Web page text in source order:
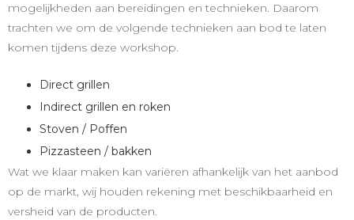
mogelijkheden aan bereidingen en technieken. Daarom
trachten we om de volgende technieken aan bod te laten
komen tijdens deze workshop.
Direct grillen
Indirect grillen en roken
Stoven / Poffen
Pizzasteen / bakken
Wat we klaar maken kan variëren afhankelijk van het aanbod
op de markt, wij houden rekening met beschikbaarheid en
versheid van de producten.